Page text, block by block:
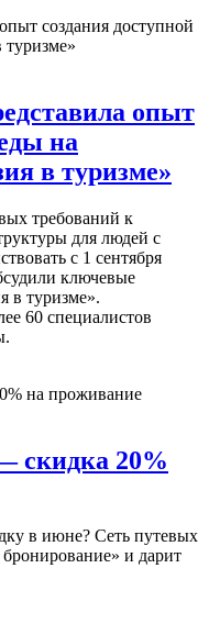
опыт
на
в туризме»
требований к
для людей с
с 1 сентября
ключевые
в туризме».
60 специалистов
скидка 20%
в июне? Сеть путевых
и дарит